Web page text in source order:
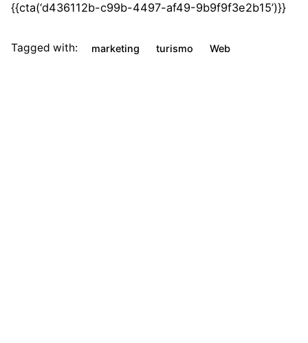
{{cta(‘d436112b-c99b-4497-af49-9b9f9f3e2b15’)}}
Tagged with: marketing turismo Web